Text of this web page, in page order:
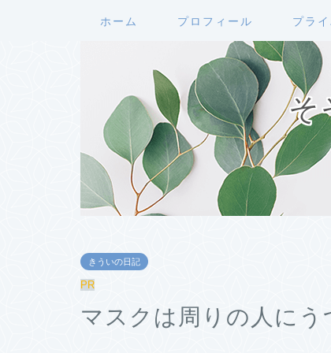
ホーム プロフィール プラ
そ
きういの日記
PR
マスクは周りの人にう